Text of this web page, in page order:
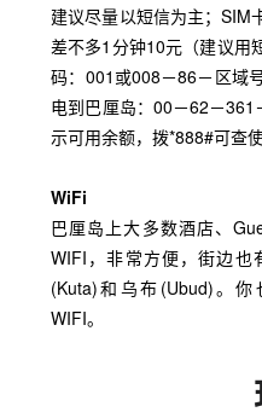
建议尽量以短信为主；SIM
差不多1分钟10元（建议用
码：001或008－86－区域
电到巴厘岛：00－62－
示可用余额，拨*888#可查
WiFi
巴厘岛上大多数酒店、
WIFI，非常方便，街边也
(Kuta)和乌布(Ubud)。你
WIFI。